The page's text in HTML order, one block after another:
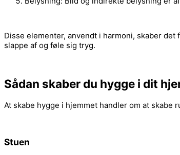
Disse elementer, anvendt i harmoni, skaber
slappe af og føle sig tryg.
Sådan skaber du hygge i dit
At skabe hygge i hjemmet handler om at
Stuen